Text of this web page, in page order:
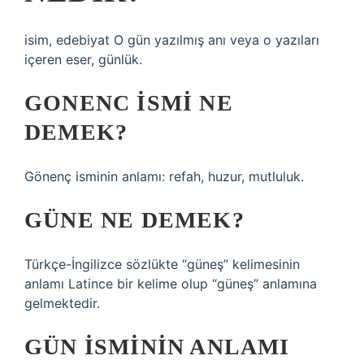
isim, edebiyat O gün yazılmış anı veya o yazıları
içeren eser, günlük.
GONENC ISMI NE
DEMEK?
Gönenç isminin anlamı: refah, huzur, mutluluk.
GÜNE NE DEMEK?
Türkçe-İngilizce sözlükte “güneş” kelimesinin
anlamı Latince bir kelime olup “güneş” anlamına
gelmektedir.
GÜN ISMININ ANLAMI